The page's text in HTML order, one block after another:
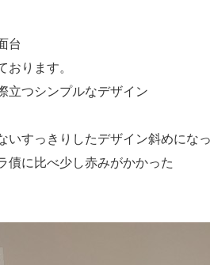
台
ります。
立つシンプルなデザイン
すっきりしたデザイン斜めにな
債に比べ少し赤みがかかった